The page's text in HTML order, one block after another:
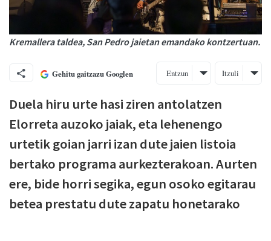
Kremallera taldea, San Pedro jaietan emandako kontzertuan.
Gehitu gaitzazu Googlen Entzun Itzuli
Duela hiru urte hasi ziren antolatzen
Elorreta auzoko jaiak, eta lehenengo
urtetik goian jarri izan dute jaien listoia
bertako programa aurkezterakoan. Aurten
ere, bide horri segika, egun osoko egitarau
betea prestatu dute zapatu honetarako